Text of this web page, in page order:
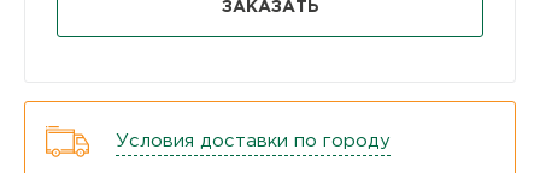
ЗАКАЗАТЬ
Условия доставки по городу